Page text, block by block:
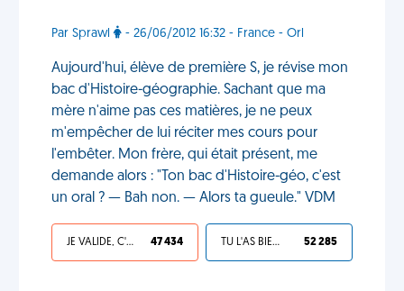
Par Sprawl - 26/06/2012 16:32 - France - Orl
Aujourd'hui, élève de première S, je révise mon
bac d'Histoire-géographie. Sachant que ma
mère n'aime pas ces matières, je ne peux
m'empêcher de lui réciter mes cours pour
l'embêter. Mon frère, qui était présent, me
demande alors : "Ton bac d'Histoire-géo, c'est
un oral ? — Bah non. — Alors ta gueule." VDM
JE VALIDE, C'EST UNE VDM 47 434 TU L'AS BIEN MÉRITÉ 52 285